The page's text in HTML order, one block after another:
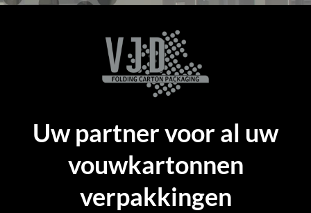
Uw partner voor al uw
vouwkartonnen
verpakkingen